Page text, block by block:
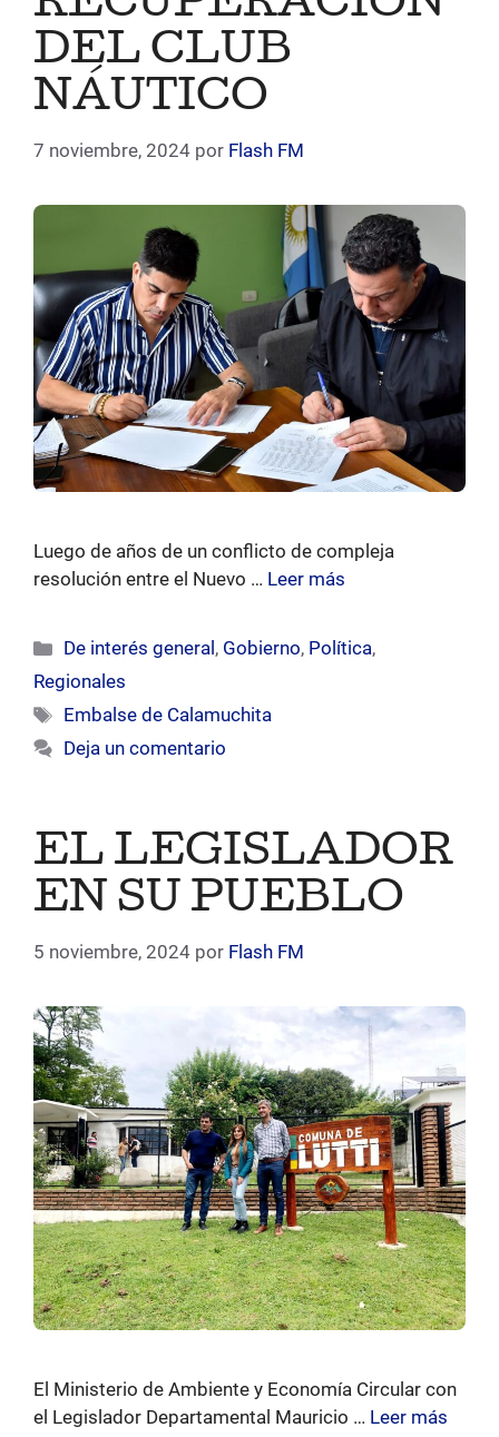
DEL CLUB
NÁUTICO
7 noviembre, 2024 por Flash FM
Luego de años de un conflicto de compleja
resolución entre el Nuevo … Leer más
Categorías
De interés general , Gobierno, Política,
Regionales
Etiquetas
Embalse de Calamuchita
Deja un comentario
EL LEGISLADOR
EN SU PUEBLO
5 noviembre, 2024 por Flash FM
El Ministerio de Ambiente y Economía Circular con
el Legislador Departamental Mauricio … Leer más